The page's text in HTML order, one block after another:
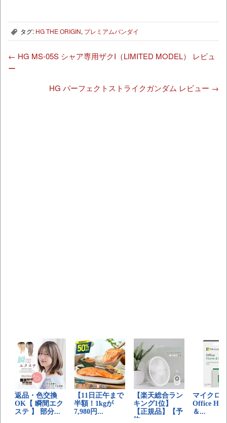
, タグ: HG THE ORIGIN, プレミアムバンダイ
← HG MS-05S シャア専用ザクI（LIMITED MODEL） レビュ
ー
HG パーフェクトストライクガンダム レビュー →